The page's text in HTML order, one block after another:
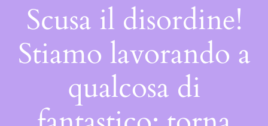
Scusa il disordine!
Stiamo lavorando a
qualcosa di